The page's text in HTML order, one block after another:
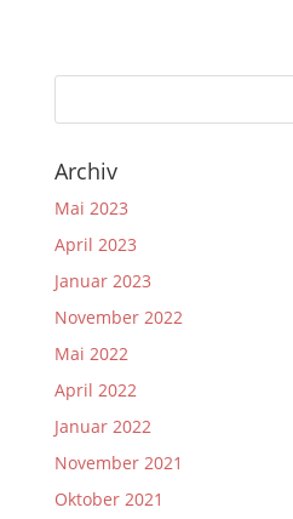
Archiv
Mai 2023
April 2023
Januar 2023
November 2022
Mai 2022
April 2022
Januar 2022
November 2021
Oktober 2021